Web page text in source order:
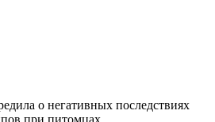
о негативных последствиях
при питомцах